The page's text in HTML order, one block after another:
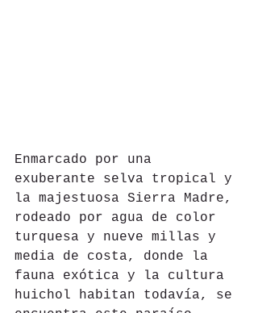
Enmarcado por una
exuberante selva tropical y
la majestuosa Sierra Madre,
rodeado por agua de color
turquesa y nueve millas y
media de costa, donde la
fauna exótica y la cultura
huichol habitan todavía, se